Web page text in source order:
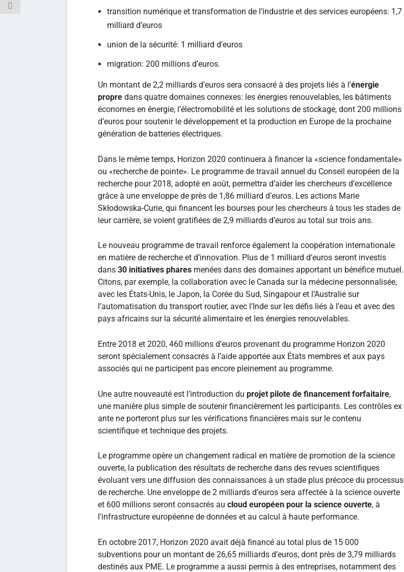
transition numérique et transformation de l’industrie et des services européens: 1,7
milliard d’euros
union de la sécurité: 1 milliard d’euros
migration: 200 millions d’euros.
Un montant de 2,2 milliards d’euros sera consacré à des projets liés à l’énergie
propre dans quatre domaines connexes: les énergies renouvelables, les bâtiments
économes en énergie, l’électromobilité et les solutions de stockage, dont 200 millions
d’euros pour soutenir le développement et la production en Europe de la prochaine
génération de batteries électriques.
Dans le même temps, Horizon 2020 continuera à financer la «science fondamentale»
ou «recherche de pointe». Le programme de travail annuel du Conseil européen de la
recherche pour 2018, adopté en août, permettra d’aider les chercheurs d’excellence
grâce à une enveloppe de près de 1,86 milliard d’euros. Les actions Marie
Skłodowska-Curie, qui financent les bourses pour les chercheurs à tous les stades de
leur carrière, se voient gratifiées de 2,9 milliards d’euros au total sur trois ans.
Le nouveau programme de travail renforce également la coopération internationale
en matière de recherche et d’innovation. Plus de 1 milliard d’euros seront investis
dans 30 initiatives phares menées dans des domaines apportant un bénéfice mutuel.
Citons, par exemple, la collaboration avec le Canada sur la médecine personnalisée,
avec les États-Unis, le Japon, la Corée du Sud, Singapour et l’Australie sur
l’automatisation du transport routier, avec l’Inde sur les défis liés à l’eau et avec des
pays africains sur la sécurité alimentaire et les énergies renouvelables.
Entre 2018 et 2020, 460 millions d’euros provenant du programme Horizon 2020
seront spécialement consacrés à l’aide apportée aux États membres et aux pays
associés qui ne participent pas encore pleinement au programme.
Une autre nouveauté est l’introduction du projet pilote de financement forfaitaire,
une manière plus simple de soutenir financièrement les participants. Les contrôles ex
ante ne porteront plus sur les vérifications financières mais sur le contenu
scientifique et technique des projets.
Le programme opère un changement radical en matière de promotion de la science
ouverte, la publication des résultats de recherche dans des revues scientifiques
évoluant vers une diffusion des connaissances à un stade plus précoce du processus
de recherche. Une enveloppe de 2 milliards d’euros sera affectée à la science ouverte
et 600 millions seront consacrés au cloud européen pour la science ouverte, à
l’infrastructure européenne de données et au calcul à haute performance.
En octobre 2017, Horizon 2020 avait déjà financé au total plus de 15 000
subventions pour un montant de 26,65 milliards d’euros, dont près de 3,79 milliards
destinés aux PME. Le programme a aussi permis à des entreprises, notamment des